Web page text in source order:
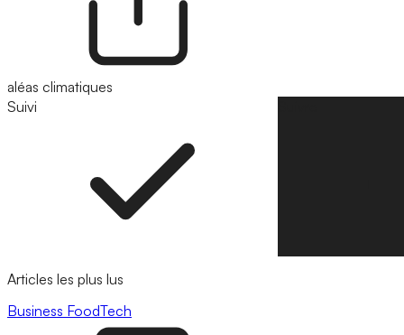
aléas climatiques
Suivi
Articles les plus lus
Business FoodTech